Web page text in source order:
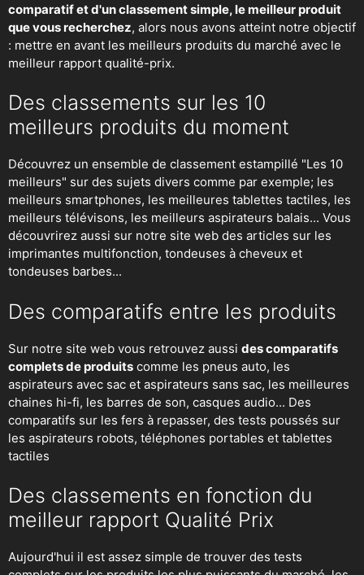
comparatif et d'un classement simple, le meilleur produit
que vous recherchez, alors nous avons atteint notre objectif
: mettre en avant les meilleurs produits du marché avec le
meilleur rapport qualité-prix.
Des classements sur les 10
meilleurs produits du moment
Découvrez un ensemble de classement estampillé "Les 10
meilleurs" sur des sujets divers comme par exemple; les
meilleurs smartphones, les meilleures tablettes tactiles, les
meilleurs télévisons, les meilleurs aspirateurs balais... Vous
découvrirez aussi sur notre site web des articles sur les
imprimantes multifonction, tondeuses à cheveux et
tondeuses barbes...
Des comparatifs entre les produits
Sur notre site web vous retrouvez aussi des comparatifs
complets de produits comme les pneus auto, les
aspirateurs avec sac et aspirateurs sans sac, les meilleures
chaines hi-fi, les barres de son, casques audio... Des
comparatifs sur les fers à repasser, des tests poussés sur
les aspirateurs robots, téléphones portables et tablettes
tactiles
Des classements en fonction du
meilleur rapport Qualité Prix
Aujourd'hui il est assez simple de trouver des tests